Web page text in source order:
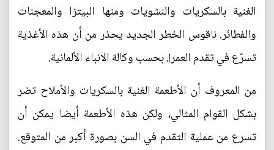
الغنية بالسكريات والنشويات ومنها البيتزا والمعجنات
والفطائر. ناقوس الخطر الجديد يحذر من أن هذه الأغذية
تسرّع في تقدم العمر!. بحسب وكالة الانباء الألمانية.
من المعروف أن الأطعمة الغنية بالسكريات والأملاح تضر
بشكل القوام المثالي، ولكن هذه الأطعمة أيضا يمكن أن
تسرع من عملية التقدم في السن بصورة أكبر من المتوقع.